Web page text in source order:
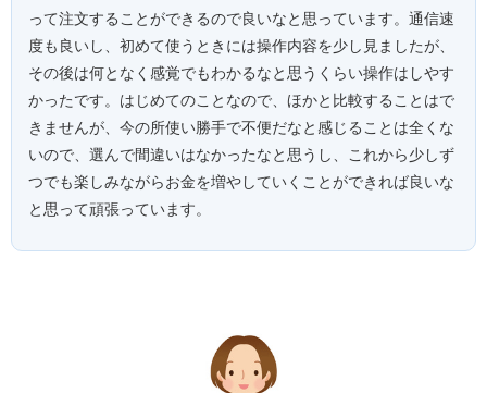
って注文することができるので良いなと思っています。通信速
度も良いし、初めて使うときには操作内容を少し見ましたが、
その後は何となく感覚でもわかるなと思うくらい操作はしやす
かったです。はじめてのことなので、ほかと比較することはで
きませんが、今の所使い勝手で不便だなと感じることは全くな
いので、選んで間違いはなかったなと思うし、これから少しず
つでも楽しみながらお金を増やしていくことができれば良いな
と思って頑張っています。